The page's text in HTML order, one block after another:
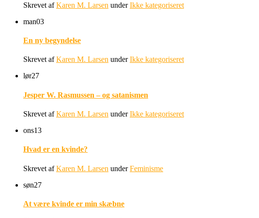
Skrevet afKaren M. Larsen underIkke kategoriseret
man03
En ny begyndelse
Skrevet afKaren M. Larsen underIkke kategoriseret
lør27
Jesper W. Rasmussen – og satanismen
Skrevet afKaren M. Larsen underIkke kategoriseret
ons13
Hvad er en kvinde?
Skrevet afKaren M. Larsen underFeminisme
søn27
At være kvinde er min skæbne